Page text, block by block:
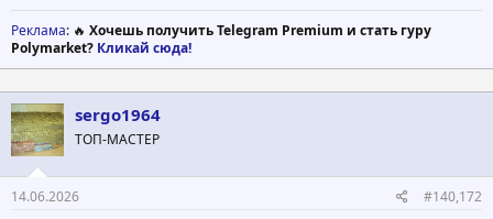
Реклама: 🔥 Хочешь получить Telegram Premium и стать гуру
Polymarket? Кликай сюда!
sergo1964
ТОП-МАСТЕР
14.06.2026 #140,172